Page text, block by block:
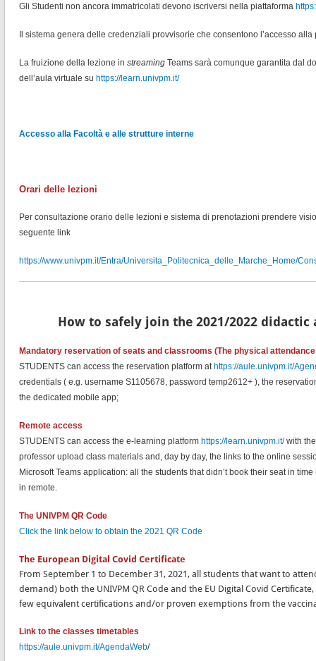
Gli Studenti non ancora immatricolati devono iscriversi nella piattaforma
Il sistema genera delle credenziali provvisorie che consentono l’accesso
La fruizione della lezione in streaming Teams sarà comunque garantita dal
dell’aula virtuale su https://learn.univpm.it/
Accesso alla Facoltà e alle strutture interne
Orari delle lezioni
Per consultazione orario delle lezioni e sistema di prenotazioni prendere
seguente link
https://www.univpm.it/Entra/Universita_Politecnica_delle_Marche_Home/
How to safely join the 2021/2022 didactic
Mandatory reservation of seats and classrooms (The physical
STUDENTS can access the reservation platform at https://aule.univpm.it/
credentials ( e.g. username S1105678, password temp2612+ ), the
the dedicated mobile app;
Remote access
STUDENTS can access the e-learning platform https://learn.univpm.it/with
professor upload class materials and, day by day, the links to the online
Microsoft Teams application: all the students that didn’t book their seat in
in remote.
The UNIVPM QR Code
Click the link below to obtain the 2021 QR Code
The European Digital Covid Certificate
From September 1 to December 31, 2021, all students that want to
demand) both the UNIVPM QR Code and the EU Digital Covid
few equivalent certifications and/or proven exemptions from the
Link to the classes timetables
https://aule.univpm.it/AgendaWeb/